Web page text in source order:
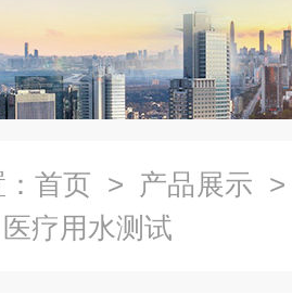
首页 > 产品展示
疗用水测试